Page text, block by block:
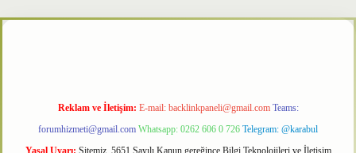
Reklam ve İletişim: E-mail: backlinkpaneli@gmail.com Teams:
forumhizmeti@gmail.com Whatsapp: 0262 606 0 726 Telegram: @karabul
Yasal Uyarı: Sitemiz, 5651 Sayılı Kanun gereğince Bilgi Teknolojileri ve İletişim